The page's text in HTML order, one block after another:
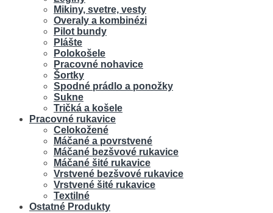
Mikiny, svetre, vesty
Overaly a kombinézi
Pilot bundy
Plášte
Polokošele
Pracovné nohavice
Šortky
Spodné prádlo a ponožky
Sukne
Tričká a košele
Pracovné rukavice
Celokožené
Máčané a povrstvené
Máčané bezšvové rukavice
Máčané šité rukavice
Vrstvené bezšvové rukavice
Vrstvené šité rukavice
Textilné
Ostatné Produkty